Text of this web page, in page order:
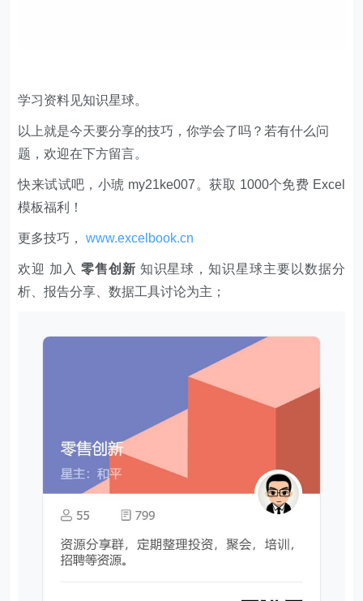
学习资料见知识星球。
以上就是今天要分享的技巧，你学会了吗？若有什么问
题，欢迎在下方留言。
快来试试吧，小琥 my21ke007。获取 1000个免费 Excel
模板福利​​​​！
更多技巧，www.excelbook.cn
欢迎 加入 零售创新 知识星球，知识星球主要以数据分
析、报告分享、数据工具讨论为主；